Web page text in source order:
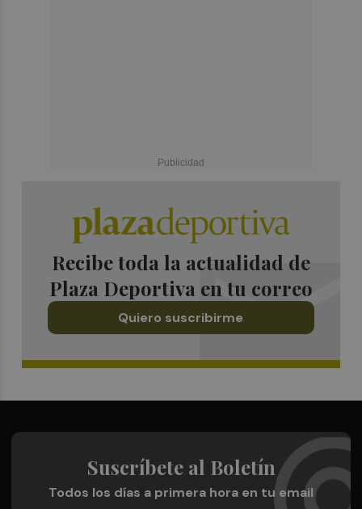
Recibe toda la actualidad de
Plaza Deportiva en tu correo
Quiero suscribirme
Suscríbete al Boletín
Todos los días a primera hora en tu email